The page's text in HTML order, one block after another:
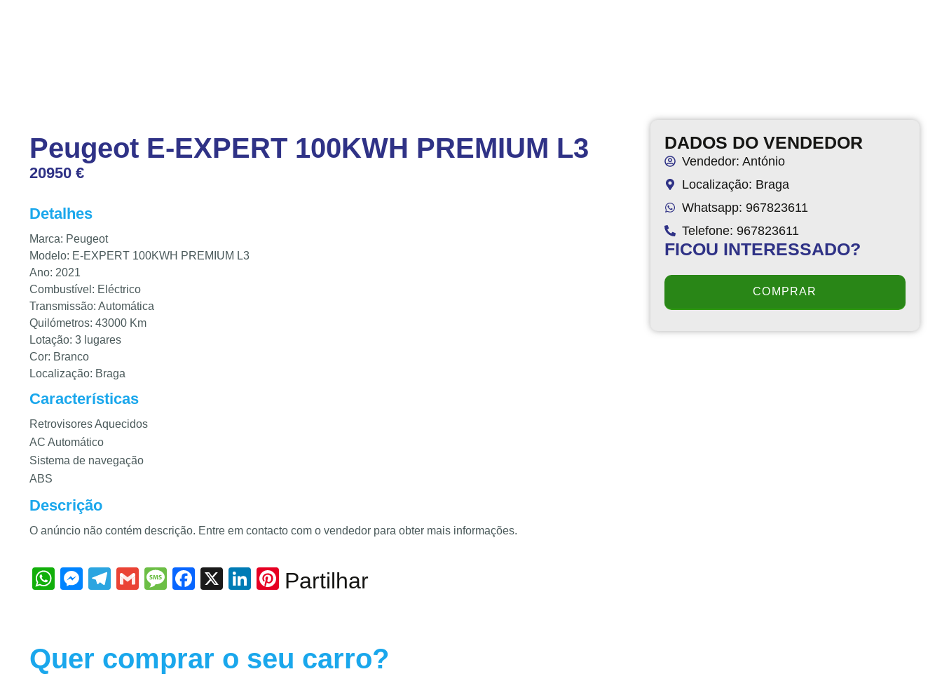
Peugeot E-EXPERT 100KWH PREMIUM L3
20950 €
Detalhes
Marca: Peugeot
Modelo: E-EXPERT 100KWH PREMIUM L3
Ano: 2021
Combustível: Eléctrico
Transmissão: Automática
Quilómetros: 43000 Km
Lotação: 3 lugares
Cor: Branco
Localização: Braga
Características
Retrovisores Aquecidos
AC Automático
Sistema de navegação
ABS
Descrição
O anúncio não contém descrição. Entre em contacto com o vendedor para obter mais informações.
WhatsApp
Messenger
Telegram
GmailMessage
Facebook
X LinkedIn
Pinterest
Partilhar
Quer comprar o seu carro?
DADOS DO VENDEDOR
Vendedor: António
Localização: Braga
Whatsapp: 967823611
Telefone: 967823611
FICOU INTERESSADO?
COMPRAR